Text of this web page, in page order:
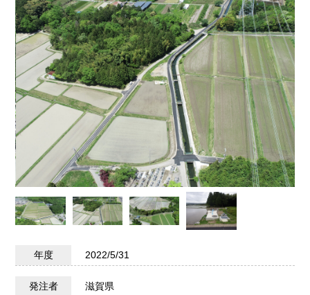
年度 2022/5/31
発注者 滋賀県